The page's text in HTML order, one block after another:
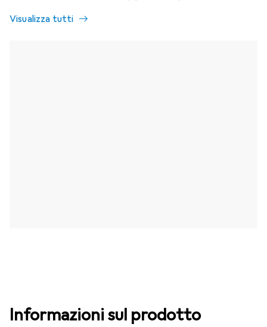
Visualizza tutti
Informazioni sul prodotto